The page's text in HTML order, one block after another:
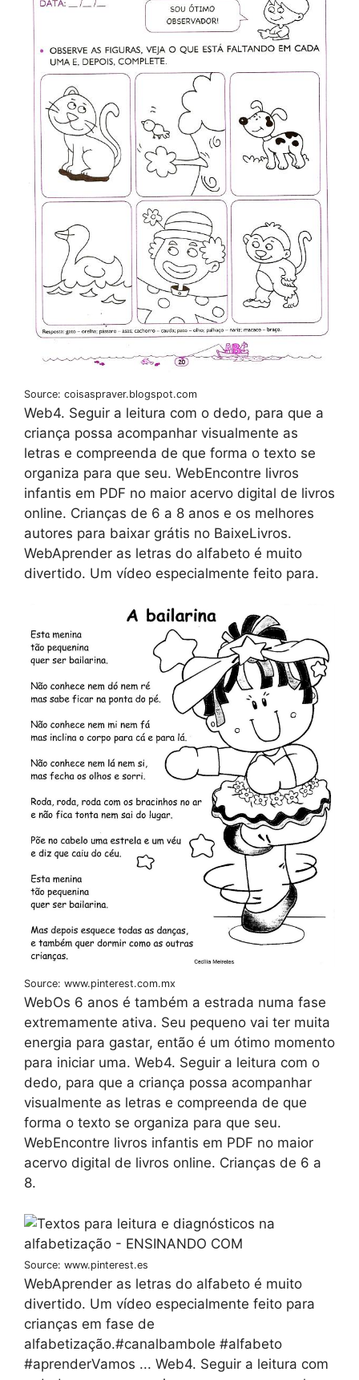
Source: coisaspraver.blogspot.com
Web4. Seguir a leitura com o dedo, para que a
criança possa acompanhar visualmente as
letras e compreenda de que forma o texto se
organiza para que seu. WebEncontre livros
infantis em PDF no maior acervo digital de livros
online. Crianças de 6 a 8 anos e os melhores
autores para baixar grátis no BaixeLivros.
WebAprender as letras do alfabeto é muito
divertido. Um vídeo especialmente feito para.
Source: www.pinterest.com.mx
WebOs 6 anos é também a estrada numa fase
extremamente ativa. Seu pequeno vai ter muita
energia para gastar, então é um ótimo momento
para iniciar uma. Web4. Seguir a leitura com o
dedo, para que a criança possa acompanhar
visualmente as letras e compreenda de que
forma o texto se organiza para que seu.
WebEncontre livros infantis em PDF no maior
acervo digital de livros online. Crianças de 6 a
8.
Source: www.pinterest.es
WebAprender as letras do alfabeto é muito
divertido. Um vídeo especialmente feito para
crianças em fase de
alfabetização.#canalbambole #alfabeto
#aprenderVamos ... Web4. Seguir a leitura com